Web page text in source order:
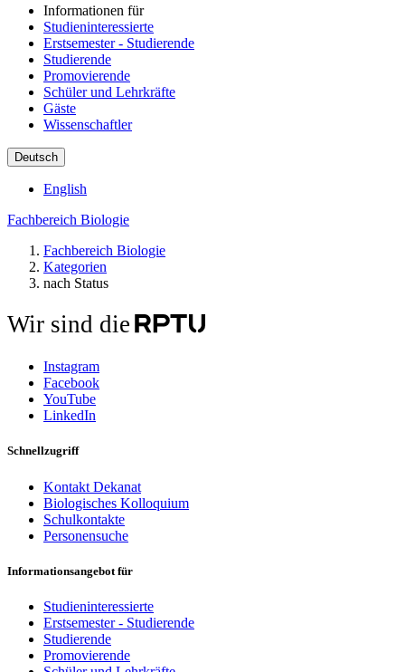
Informationen für
Studieninteressierte
Erstsemester - Studierende
Studierende
Promovierende
Schüler und Lehrkräfte
Gäste
Wissenschaftler
Deutsch
English
Fachbereich Biologie
Fachbereich Biologie
Kategorien
nach Status
Wir sind die
Instagram
Facebook
YouTube
LinkedIn
Schnellzugriff
Kontakt Dekanat
Biologisches Kolloquium
Schulkontakte
Personensuche
Informationsangebot für
Studieninteressierte
Erstsemester - Studierende
Studierende
Promovierende